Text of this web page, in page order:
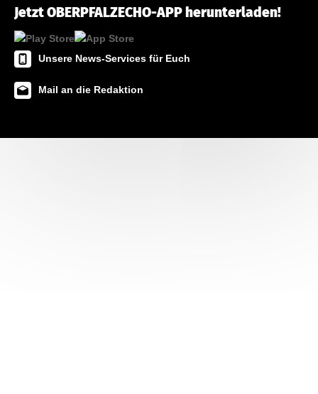
Jetzt OBERPFALZECHO-APP herunterladen!
Unsere News-Services für Euch
Mail an die Redaktion